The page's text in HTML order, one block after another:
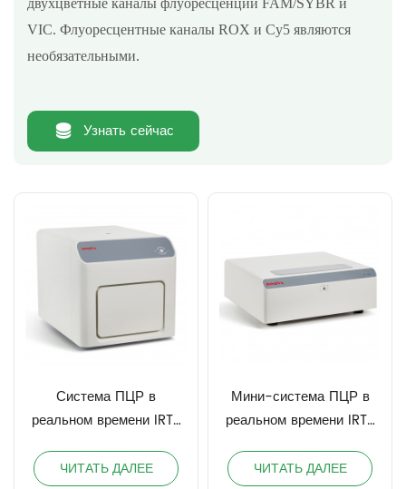
двухцветные каналы флуоресценции FAM/SYBR и
VIC. Флуоресцентные каналы ROX и Cy5 являются
необязательными.
Узнать сейчас
Система ПЦР в
реальном времени IRTP
ЧИТАТЬ ДАЛЕЕ
Мини-система ПЦР в
реальном времени IRTP
ЧИТАТЬ ДАЛЕЕ